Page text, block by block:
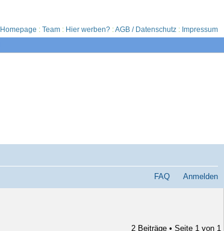
Homepage : Team : Hier werben? :AGB / Datenschutz : Impressum
FAQ Anmelden
2 Beiträge • Seite 1 von 1